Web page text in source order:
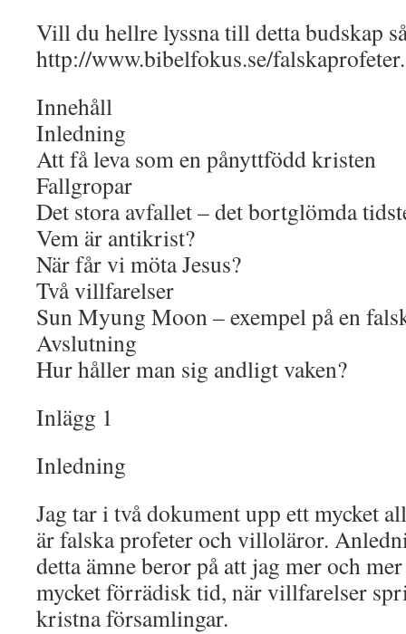
Vill du hellre lyssna till detta budskap
http://www.bibelfokus.se/falskaprofeter.
Innehåll
Inledning
Att få leva som en pånyttfödd kristen
Fallgropar
Det stora avfallet – det bortglömda
Vem är antikrist?
När får vi möta Jesus?
Två villfarelser
Sun Myung Moon – exempel på en
Avslutning
Hur håller man sig andligt vaken?
Inlägg 1
Inledning
Jag tar i två dokument upp ett mycket
är falska profeter och villoläror.
detta ämne beror på att jag mer och
mycket förrädisk tid, när villfarelser
kristna församlingar.